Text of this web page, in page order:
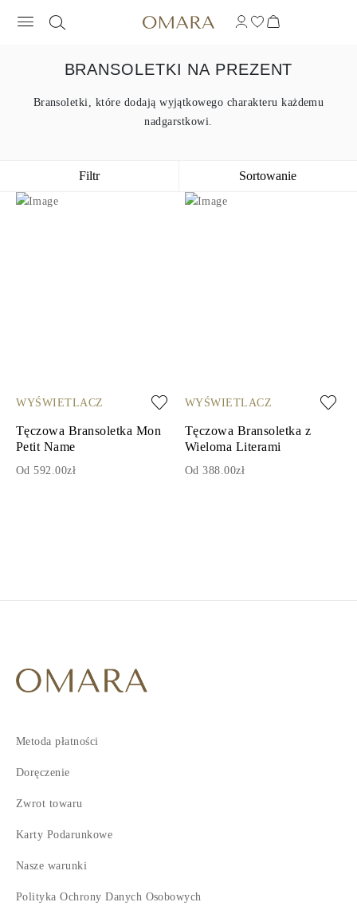
BRANSOLETKI NA PREZENT
Bransoletki, które dodają wyjątkowego charakteru każdemu
nadgarstkowi.
Filtr Sortowanie
WYŚWIETLACZ
Tęczowa Bransoletka Mon
Petit Name
Od 592.00zł
WYŚWIETLACZ
Tęczowa Bransoletka z
Wieloma Literami
Od 388.00zł
Metoda płatności
Doręczenie
Zwrot towaru
Karty Podarunkowe
Nasze warunki
Polityka Ochrony Danych Osobowych